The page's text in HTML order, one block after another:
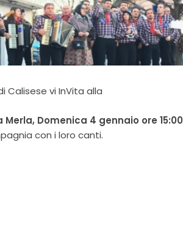
Calisese vi InVita alla
Merla, Domenica 4 gennaio ore 15:00
con i loro canti.